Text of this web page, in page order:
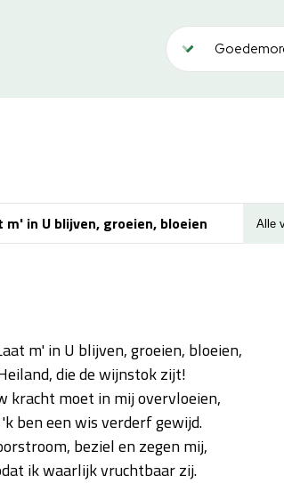
m' in U blijven, groeien, bloeien Alle
m' in U blijven, groeien, bloeien,
die de wijnstok zijt!
kracht moet in mij overvloeien,
ben een wis verderf gewijd.
beziel en zegen mij,
ik waarlijk vruchtbaar zij.